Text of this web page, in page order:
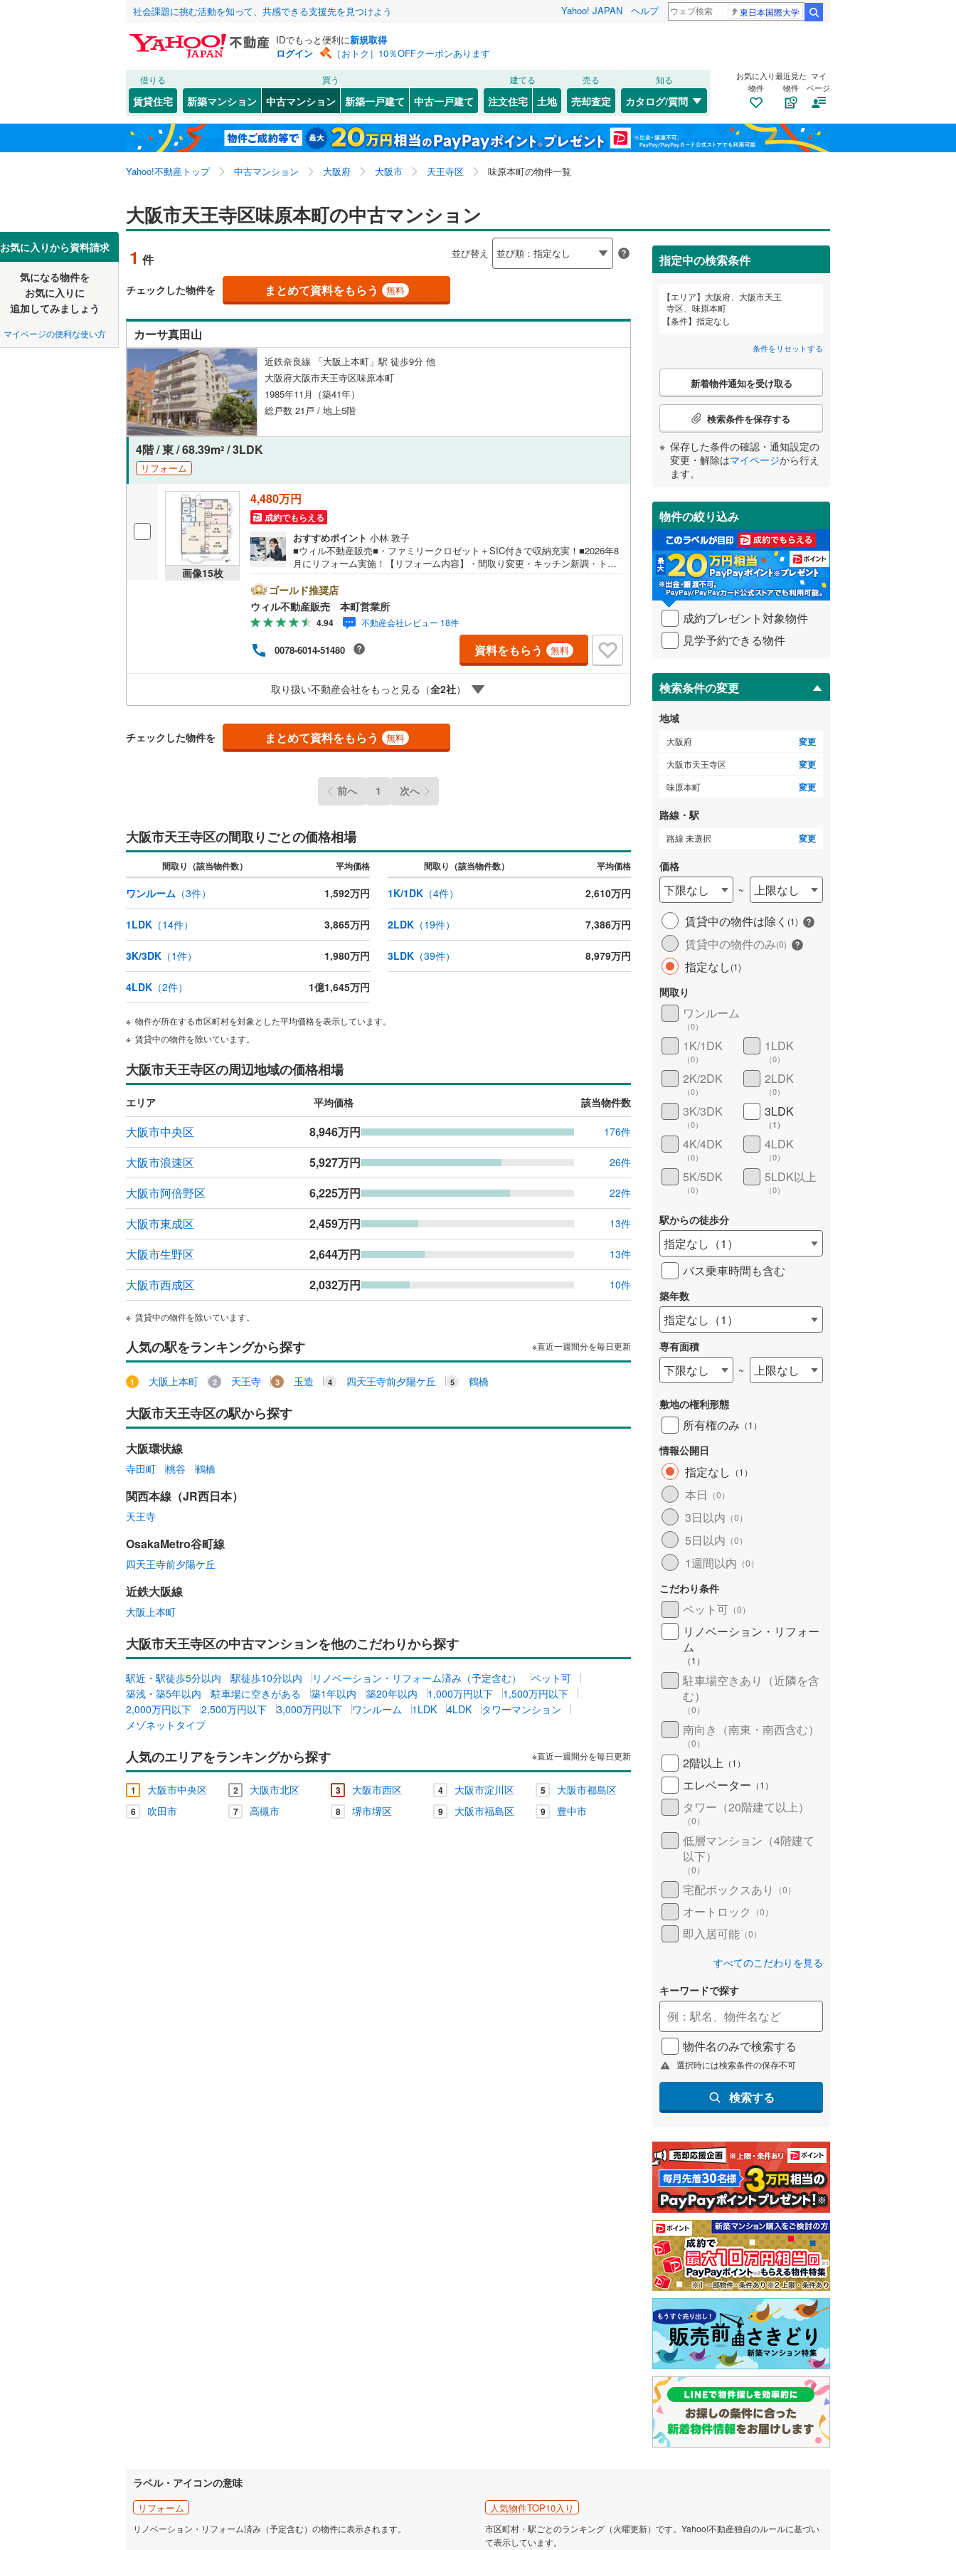
社会課題に挑む活動を知って、共感できる支援先を見つけよう Yahoo! JAPAN ヘルプ 東日本国際大学
IDでもっと便利に新規取得
ログイン
［おトク］10％OFFクーポンあります
借りる
賃貸住宅
買う
新築マンション 中古マンション 新築一戸建て 中古一戸建て
建てる
注文住宅 土地
売る
売却査定
知る
カタログ/質問
お気に入り
物件
最近見た
物件
マイ
ページ
Yahoo!不動産トップ 中古マンション 大阪府 大阪市 天王寺区 味原本町の物件一覧
お気に入りから資料請求
気になる物件を
お気に入りに
追加してみましょう
マイページの便利な使い方
大阪市天王寺区味原本町の中古マンション
1 件 並び替え
チェックした物件を まとめて資料をもらう 無料
カーサ真田山
近鉄奈良線 「大阪上本町」駅 徒歩9分 他
大阪府大阪市天王寺区味原本町
1985年11月（築41年）
総戸数 21戸 / 地上5階
4階 / 東 / 68.39m2 / 3LDK
リフォーム
画像15枚
4,480万円
成約でもらえる
おすすめポイント 小林 敦子
■ウィル不動産販売■・ファミリークロゼット＋SIC付きで収納充実！■2026年8
月にリフォーム実施！【リフォーム内容】・間取り変更・キッチン新調・トイ
張替え・クロス張替え・ファミクロ新設・照明ダウンライト新設・シューズボ
ックス新設・分電盤交換・洗濯パン新調など。■周辺は買い物施設や医療機関、
公園など生活環境が整っています！■小学校徒歩7分/中学校徒歩6分で通学安
心！■1フロア4邸の落ち着いた住環境！■3LDK！■東向き角住戸で採光・通風良
好！■全居室に窓あり！光と取り込めます！■お料理しやすい魅力のL字型キッ
チン！【弊社の特徴】■お車でのご来場も可能です。周辺のコインパーキングま
でご案内致しますので、担当者にお声がけください。■キッズスペースもござい
【営業日】定休日はございません。水曜日も営業しております。
ゴールド推奨店
ウィル不動産販売 本町営業所
4.94 不動産会社レビュー 18件
0078-6014-51480 資料をもらう 無料
取り扱い不動産会社をもっと見る（全2社）
チェックした物件を まとめて資料をもらう 無料
前へ 1 次へ
大阪市天王寺区の間取りごとの価格相場
間取り（該当物件数） 平均価格 間取り（該当物件数） 平均価格
ワンルーム （3件） 1,592万円 1K/1DK（4件） 2,610万円
1LDK （14件） 3,865万円 2LDK（19件） 7,386万円
3K/3DK （1件） 1,980万円 3LDK（39件） 8,979万円
4LDK （2件） 1億1,645万円
物件が所在する市区町村を対象とした平均価格を表示しています。
賃貸中の物件を除いています。
大阪市天王寺区の周辺地域の価格相場
エリア 平均価格 該当物件数
大阪市中央区 8,946万円 176件
大阪市浪速区 5,927万円 26件
大阪市阿倍野区 6,225万円 22件
大阪市東成区 2,459万円 13件
大阪市生野区 2,644万円 13件
大阪市西成区 2,032万円 10件
賃貸中の物件を除いています。
人気の駅をランキングから探す ※直近一週間分を毎日更新
大阪上本町 天王寺 玉造 四天王寺前夕陽ケ丘 鶴橋
大阪市天王寺区の駅から探す
大阪環状線
寺田町 桃谷 鶴橋
関西本線（JR西日本）
天王寺
OsakaMetro谷町線
四天王寺前夕陽ケ丘
近鉄大阪線
大阪上本町
大阪市天王寺区の中古マンションを他のこだわりから探す
駅近・駅徒歩5分以内 駅徒歩10分以内 リノベーション・リフォーム済み（予定含む）
ペット可
築浅・築5年以内
駐車場に空きがある 築1年以内 築20年以内 1,000万円以下
1,500万円以下
2,000万円以下
2,500万円以下 3,000万円以下 ワンルーム 1LDK 4LDK
タワーマンション
メゾネットタイプ
人気のエリアをランキングから探す ※直近一週間分を毎日更新
1 大阪市中央区 2 大阪市北区 3 大阪市西区 4 大阪市淀川区 5 大阪市都島区
6 吹田市 7 高槻市 8 堺市堺区 9 大阪市福島区 9 豊中市
指定中の検索条件
エリア
大阪府、大阪市天王
寺区、味原本町
条件
指定なし
条件をリセットする
こ
検
条
件
受
け
取
る
・
条
件
を
イ
ペ
ジ
に
保
存
す
る
新着物件通知を受け取る
検索条件を保存する
保存した条件の確認・通知設定の
変更・解除はマイページから行え
ます。
物件の絞り込み
成約プレゼント対象物件
見学予約できる物件
検索条件の変更
地域
大阪府 変更
大阪市天王寺区 変更
味原本町 変更
路線・駅
路線 未選択 変更
価格
下限なし ~
上限なし
賃貸中の物件は除く (1)
賃貸中の物件のみ(0)
指定なし(1)
間取り
ワンルーム
（0）
1K/1DK
（0）
1LDK
（0）
2K/2DK
（0）
2LDK
（0）
3K/3DK
（0）
3LDK
（1 ）
4K/4DK
（0）
4LDK
（0）
5K/5DK
（0）
5LDK以上
（0）
駅からの徒歩分
指定なし （1 ）
バス乗車時間も含む
築年数
指定なし （1 ）
専有面積
下限なし ~ 上限なし
敷地の権利形態
所有権のみ （1 ）
情報公開日
指定なし （1 ）
本日 （0）
3日以内 （0）
5日以内 （0）
1週間以内 （0）
こだわり条件
ペット可 （0）
リノベーション・リフォー
ム
（1 ）
駐車場空きあり（近隣を含
む）
（0）
南向き（南東・南西含む）
（0）
2階以上 （1 ）
エレベーター （1 ）
タワー（20階建て以上）
（0）
低層マンション（4階建て
以下）
（0）
宅配ボックスあり （0）
オートロック （0）
即入居可能 （0）
すべてのこだわりを見る
キーワードで探す
物件名のみで検索する
選択時には検索条件の保存不可
検索する
ラベル・アイコンの意味
リフォーム
リノベーション・リフォーム済み（予定含む）の物件に表示されます。
人気物件TOP10入り
市区町村・駅ごとのランキング（火曜更新）です。Yahoo!不動産独自のルールに基づい
て表示しています。
北海道 北海道
東北 青森 岩手 宮城 秋田 山形 福島
関東 東京 神奈川 埼玉 千葉 茨城
信越・北陸 新潟 長野 富山
三重
近畿 大阪 兵庫
中国 鳥取 島根 岡山 広島 山口
四国 徳島 香川 愛媛
九州・沖縄 福岡 佐賀 鹿児島 沖縄
該当物件
大阪市 都島区(104) 福島区(115) 此花区(34)
西淀川区(70) 東淀川区(90) 旭区(17)
淀川区
(265) 北区 (426)
港区(55) 大正区
東成区(36) 城東区(94) 鶴見区(34)
天王寺区(115) 生野区(35)
阿倍野区(41)
平野区(35)
堺市 堺区(75) 中区(28)
西区(38) 40)
美原区(0 )
大阪府のそのほ
かの地域
池田市( 25)
高槻市(
貝塚市
枚方市(142)
茨木市(71) 泉佐野市(1)
富田林市(35) 寝屋川市(46) 河内長野市(24)
和泉市(22)
箕面市(48) 羽曳野市
摂津市(21) 高石市(5)
東大阪市(83)
四條畷市(6) 交野市 大阪狭山市(38)
豊能郡豊能町
豊能郡能勢町(0) 泉南郡熊取町
南河内郡太子町
南河内郡河南町(0
該当物件
味原町(2) 味原本町(1) 生玉前町(5)
生玉町(15) 石ケ辻町(2) 上汐(4)
上之宮町
2) 上本町(7)
逢阪(1) 小橋町
空清町(1) 烏ケ辻(1) 空堀町(1)
小宮町(1) 細工谷(3)
四天王寺(2)
堂ケ芝(1)
舟橋町(1 夕陽丘町(2)
伶人町(2 )
該当物件
JR 東海道本線（JR西日本）(0) 関西本線（JR西日本） (0) 大阪環状線(
桜島線(0) 福知山線(0) 片町線(0)
阪和線(0) 関西空港線 (0) 東西線(0)
おおさか東線(0) 東海道新幹線(0)
地下鉄 OsakaMetro長堀鶴見緑地線(0 ) OsakaMetro今里筋線
OsakaMetro谷町線(1) OsakaMetro四つ橋線(0) OsakaMetro中央線(0)
OsakaMetro堺筋線(0 )
私鉄・その他 近鉄大阪線(1) 近鉄信貴線(0)
近鉄南大阪線(0) 近鉄長野線(0) 近鉄道明寺線(0)
近鉄けいはんな線(0) 近鉄西信貴ケーブル(0)
京阪交野線(0) 阪急京都本線(0)
阪急千里線(0 阪急宝塚本線(0)
阪神なんば線(0)
南海高師浜線(0)
南海多奈川線(0) 南海高野線(0) 阪堺電気軌道阪堺線
阪堺電気軌道上町線
南海汐見橋線 (0 )
南海泉北線(0) 大阪モノレール線 (0)
国際文化公園都市モノレール(0) 北大阪急行電鉄(0) 水間鉄道(0)
該当物件
該当物件
こだわり条件 リフォーム、リノベーション
リノベーション・リフォーム
（1）
築古・築30年以上（1）
共用設備
宅配ボックスあり（0） 24時間ゴミ出し可
トランクルーム（0） エレベーター（1） バイク置き場（0）
（0）
オートロック （0） 防犯カメラ（0）
配置、向き、建ち方、日当たり
角住戸（ 1） 2階以上（1）
最上階（0）
構造・規模・施工・品質・工法関連
耐震構造（0 制震構造（0）
大規模（総戸数200以上）
（0 ）
低層マンション（4階建て以
下）（0）
立地
最寄りの駅が始発駅（0） 小学校まで1km以内（1）
共用施設
コンシェルジュサービス（0） キッズルーム ゲストルーム（0
設備
床暖房（0）
ＴＶモニタ付インターホン
（0）
間取り、居室全体
バリアフリー住宅
リビングダイニング15畳以上
独立型キッチン （0）
浴室
バルコニー、庭
ルーフバルコニー ワイドバルコニー（0）
ウォークインクローゼット
販売、価格、契約、入居関連など
即入居可能（0）
オンライン対応
オンライン対応とは？ 詳しく見る
該当物件
検索条件を保存しました
この検索条件の新着物件通知は、 マイページから設定できます。
大阪府、大阪市天王寺区、味原本町
検索条件を保存する
マイページ
お気に入りリストを見る
閉じる
お気に入りリストを見る
閉じる